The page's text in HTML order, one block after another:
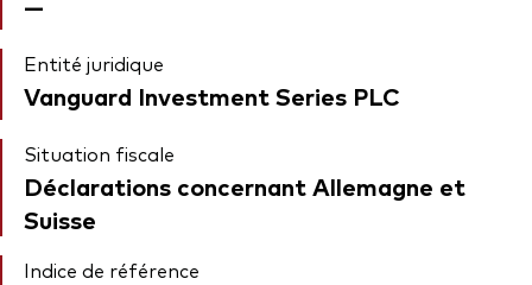
Entité juridique
Vanguard Investment Series PLC
Situation fiscale
Déclarations concernant Allemagne et
Suisse
Indice de référence